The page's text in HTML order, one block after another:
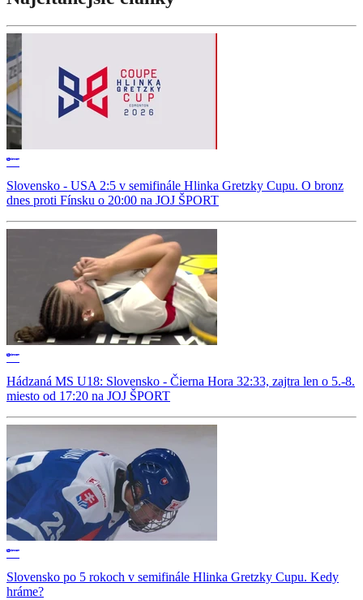
Slovensko - USA 2:5 v semifinále Hlinka Gretzky Cupu. O bronz
dnes proti Fínsku o 20:00 na JOJ ŠPORT
Hádzaná MS U18: Slovensko - Čierna Hora 32:33, zajtra len o 5.-8.
miesto od 17:20 na JOJ ŠPORT
Slovensko po 5 rokoch v semifinále Hlinka Gretzky Cupu. Kedy
hráme?